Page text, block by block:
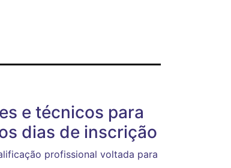
e técnicos para
dias de inscrição
profissional voltada para